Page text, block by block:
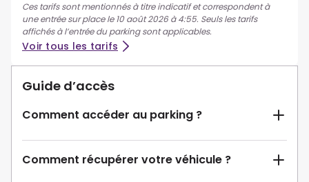
Ces tarifs sont mentionnés à titre indicatif et correspondent à
une entrée sur place le 10 août 2026 à 4:55. Seuls les tarifs
affichés à l’entrée du parking sont applicables.
Voir tous les tarifs
Guide d’accès
Comment accéder au parking ?
Comment récupérer votre véhicule ?